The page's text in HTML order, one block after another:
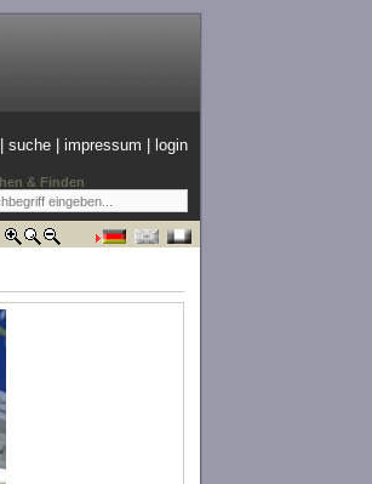
& Finden
|suche |impressum login